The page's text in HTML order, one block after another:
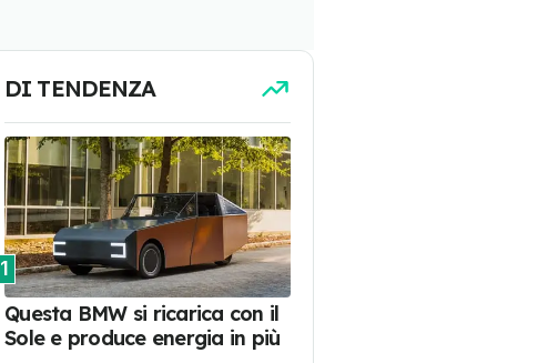
DI TENDENZA
1
Questa BMW si ricarica con il
Sole e produce energia in più